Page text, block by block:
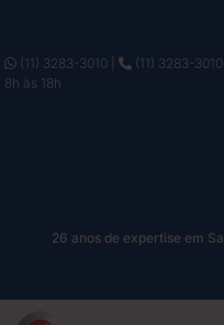
(11) 3283-3010 | (11) 3283-3010
8h às 18h
26 anos de expertise em